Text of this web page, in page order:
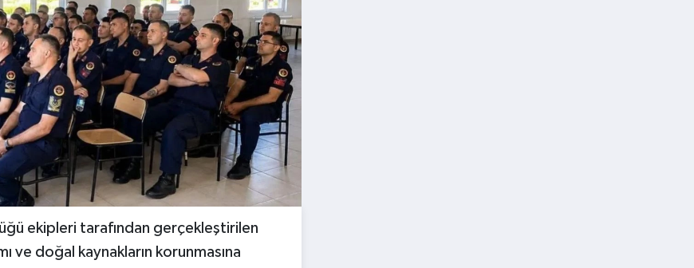
ekipleri tarafından gerçekleştirilen
ve doğal kaynakların korunmasına